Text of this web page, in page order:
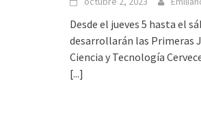
Desde el jueves 5 hasta el
desarrollarán las Primeras
Ciencia y Tecnología
[...]